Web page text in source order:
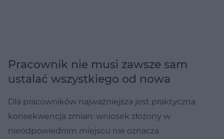
Pracownik nie musi zawsze sam
ustalać wszystkiego od nowa
Dla pracowników najważniejsza jest praktyczna
konsekwencja zmian: wniosek złożony w
nieodpowiednim miejscu nie oznacza